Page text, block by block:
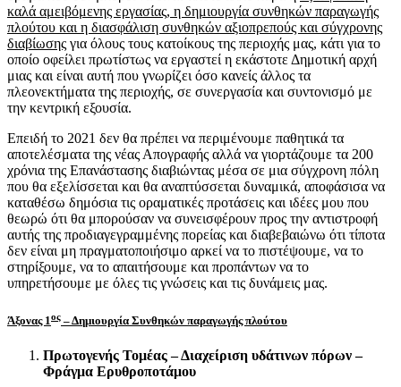
καλά αμειβόμενης εργασίας, η δημιουργία συνθηκών παραγωγής
πλούτου και η διασφάλιση συνθηκών αξιοπρεπούς και σύγχρονης
διαβίωσης για όλους τους κατοίκους της περιοχής μας, κάτι για το
οποίο οφείλει πρωτίστως να εργαστεί η εκάστοτε Δημοτική αρχή
μιας και είναι αυτή που γνωρίζει όσο κανείς άλλος τα
πλεονεκτήματα της περιοχής, σε συνεργασία και συντονισμό με
την κεντρική εξουσία.
Επειδή το 2021 δεν θα πρέπει να περιμένουμε παθητικά τα
αποτελέσματα της νέας Απογραφής αλλά να γιορτάζουμε τα 200
χρόνια της Επανάστασης διαβιώντας μέσα σε μια σύγχρονη πόλη
που θα εξελίσσεται και θα αναπτύσσεται δυναμικά, αποφάσισα να
καταθέσω δημόσια τις οραματικές προτάσεις και ιδέες μου που
θεωρώ ότι θα μπορούσαν να συνεισφέρουν προς την αντιστροφή
αυτής της προδιαγεγραμμένης πορείας και διαβεβαιώνω ότι τίποτα
δεν είναι μη πραγματοποιήσιμο αρκεί να το πιστέψουμε, να το
στηρίξουμε, να το απαιτήσουμε και προπάντων να το
υπηρετήσουμε με όλες τις γνώσεις και τις δυνάμεις μας.
Άξονας 1ος – Δημιουργία Συνθηκών παραγωγής πλούτου
Πρωτογενής Τομέας – Διαχείριση υδάτινων πόρων –
Φράγμα Ερυθροποτάμου